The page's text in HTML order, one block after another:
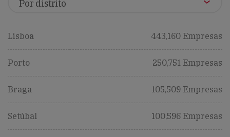
Lisboa 443,160 Empresas
Porto 250,751 Empresas
Braga 105,509 Empresas
Setúbal 100,596 Empresas